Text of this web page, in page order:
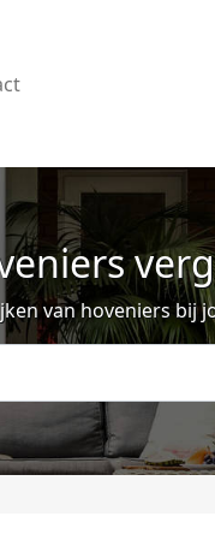
van hoveniers bij